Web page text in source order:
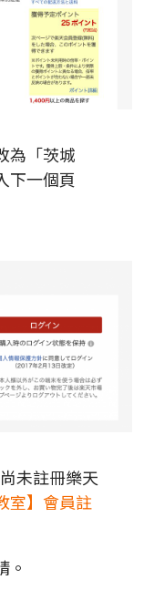
為「茨城
下一個頁
未註冊樂天
室】會員註
。